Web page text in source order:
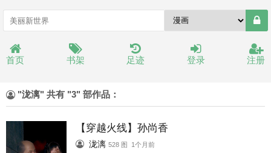
首页 书架 足迹 登录 注册
"泷漓" 共有 "3" 部作品：
【穿越火线】孙尚香
泷漓 528 图 1个月前